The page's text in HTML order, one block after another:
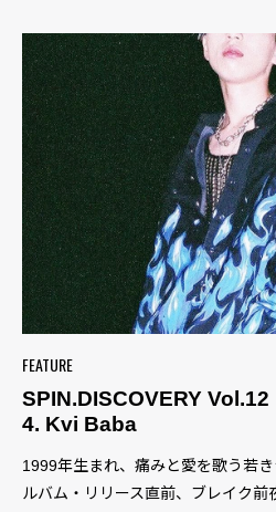
FEATURE
SPIN.DISCOVERY Vol.12
4. Kvi Baba
1999年生まれ、痛みと愛を歌う若
ルバム・リリース直前、ブレイク